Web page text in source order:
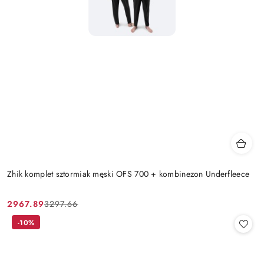
Zhik komplet sztormiak męski OFS 700 + kombinezon Underfleece
Cena
promocyjna:
2967.89
Cena
przed
3297.66
-10%